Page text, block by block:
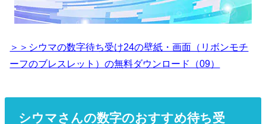
＞＞シウマの数字待ち受け24の壁紙・画面（リボンモチ
ーフのブレスレット）の無料ダウンロード（09）
シウマさんの数字のおすすめ待ち受